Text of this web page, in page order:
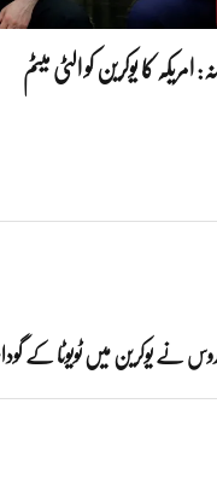
کا یوکرین کو الٹی میٹم
نے یوکرین میں ٹویوٹا کے